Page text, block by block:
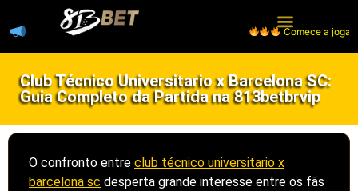
Comece a jogar,
Club Técnico Universitario x Barcelona SC:
Guia Completo da Partida na 813betbrvip
O confronto entre club técnico universitario x
barcelona sc desperta grande interesse entre os fãs